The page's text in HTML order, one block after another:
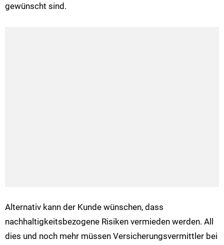
gewünscht sind.
Alternativ kann der Kunde wünschen, dass
nachhaltigkeitsbezogene Risiken vermieden werden. All
dies und noch mehr müssen Versicherungsvermittler bei